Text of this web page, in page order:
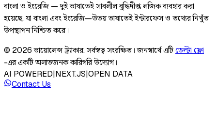
বাংলা ও ইংরেজি — দুই ভাষাতেই সাবলীল বুদ্ধিদীপ্ত লজিক ব্যবহার করা
হয়েছে, যা বাংলা এবং ইংরেজি—উভয় ভাষাতেই ইন্টারফেস ও তথ্যের নিখুঁত
উপস্থাপন নিশ্চিত করে।
© 2026 ভায়োলেন্স ট্র্যাকার.সর্বস্বত্ব সংরক্ষিত। জনস্বার্থে এটিডেল্টা ফ্লো
-এর একটি অলাভজনক কারিগরি উদ্যোগ।
AI POWERED|NEXT.JS|OPEN DATA
Contact Us